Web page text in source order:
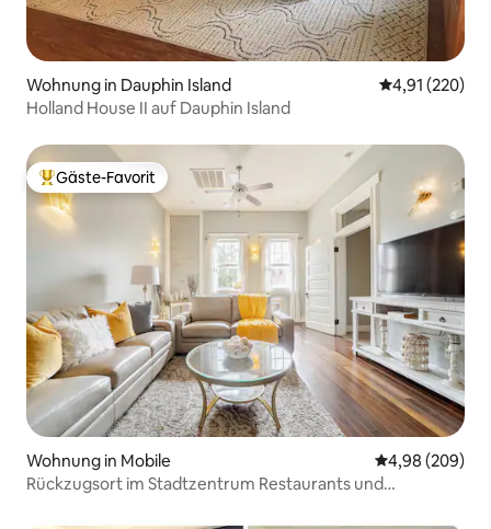
Wohnung in Dauphin Island
4,91 (220)
Holland House II auf Dauphin Island
Beliebter Gäste-Favorit.
Gäste-Favorit
Wohnung in Mobile
4,98 (209)
Rückzugsort im Stadtzentrum Restaurants und